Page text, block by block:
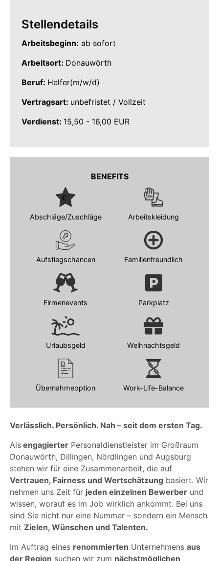
Verlässlich. Persönlich. Nah – seit dem ersten Tag.
Als engagierter Personaldienstleister im Großraum
Donauwörth, Dillingen, Nördlingen und Augsburg
stehen wir für eine Zusammenarbeit, die auf
Vertrauen, Fairness und Wertschätzung basiert. Wir
nehmen uns Zeit für jeden einzelnen Bewerber und
wissen, worauf es im Job wirklich ankommt. Bei uns
sind Sie nicht nur eine Nummer – sondern ein Mensch
mit Zielen, Wünschen und Talenten.
Im Auftrag eines renommierten Unternehmens aus
der Region suchen wir zum nächstmöglichen
Stellendetails
Arbeitsbeginn: ab sofort
Arbeitsort: Donauwörth
Beruf: Helfer(m/w/d)
Vertragsart: unbefristet / Vollzeit
Verdienst: 15,50 - 16,00 EUR
BENEFITS
Abschläge/Zuschläge Arbeitskleidung
Aufstiegschancen Familienfreundlich
Firmenevents Parkplatz
Urlaubsgeld Weihnachtsgeld
Übernahmeoption Work-Life-Balance